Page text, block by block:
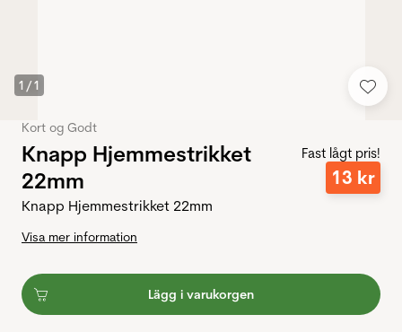
1 /1
Kort og Godt
Knapp Hjemmestrikket
22mm
Fast lågt pris!
13 kr
Knapp Hjemmestrikket 22mm
Visa mer information
Lägg i varukorgen